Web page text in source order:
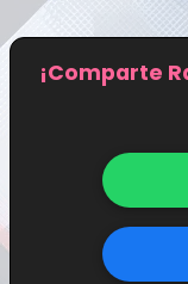
¡Comparte